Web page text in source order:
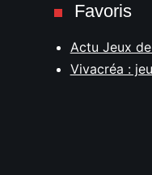
Favoris
Actu Jeux
Vivacréa :